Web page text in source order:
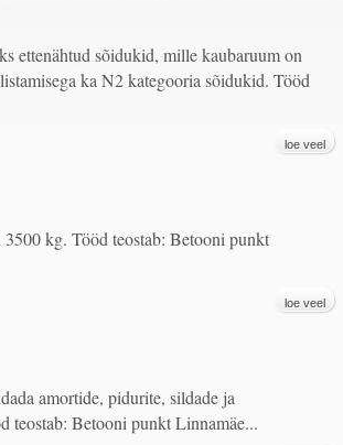
ettenähtud sõidukid, mille kaubaruum on
ka N2 kategooria sõidukid. Tööd
loe veel
kg. Tööd teostab: Betooni punkt
loe veel
amortide, pidurite, sildade ja
teostab: Betooni punkt Linnamäe...